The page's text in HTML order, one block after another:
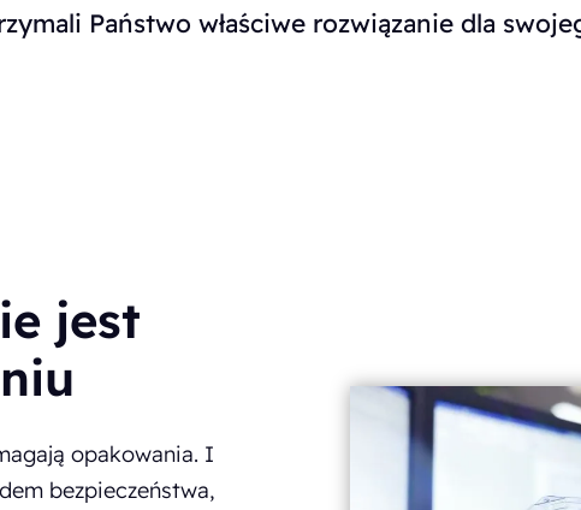
Państwo właściwe rozwiązanie dla
jest
opakowania. I
bezpieczeństwa,